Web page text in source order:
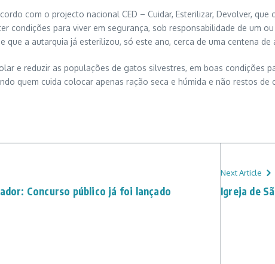
com o projecto nacional CED – Cuidar, Esterilizar, Devolver,
condições para viver em segurança, sob responsabilidade de um
que a autarquia já esterilizou, só este ano, cerca de uma centena
e reduzir as populações de gatos silvestres, em boas condições
quem cuida colocar apenas ração seca e húmida e não restos de
Concurso público já foi lançado
Next Article
Igreja de